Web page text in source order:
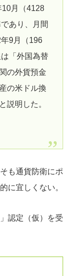
月（4128
あり、月間
9月（196
「外国為替
の外貨預金
の米ドル換
説明した。
も通貨防衛にポ
に宜しくない。
認定（仮）を受